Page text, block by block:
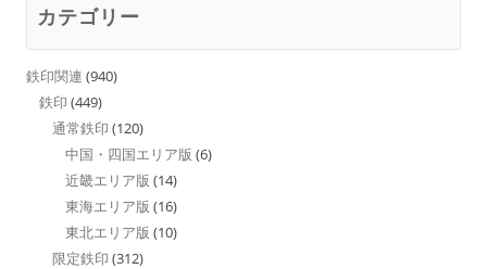
カテゴリー
鉄印関連 (940)
鉄印 (449)
通常鉄印 (120)
中国・四国エリア版 (6)
近畿エリア版 (14)
東海エリア版 (16)
東北エリア版 (10)
限定鉄印 (312)